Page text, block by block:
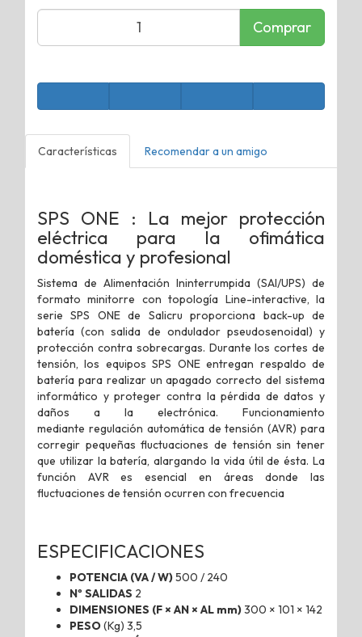
Comprar
Características Recomendar a un amigo
SPS ONE : La mejor protección
eléctrica para la ofimática
doméstica y profesional
Sistema de Alimentación Ininterrumpida (SAI/UPS) de
formato minitorre con topología Line-interactive, la
serie SPS ONE de Salicruproporciona back-up de
batería (con salida de ondulador pseudosenoidal) y
protección contra sobrecargas. Durante los cortes de
tensión, los equipos SPS ONE entregan respaldo de
batería para realizar un apagado correcto del sistema
informático y proteger contra lapérdida de datos y
daños a la electrónica. Funcionamiento
mediante regulación automática de tensión (AVR) para
corregir pequeñas fluctuaciones de tensión sin tener
que utilizar la batería, alargando la vida útil de ésta. La
función AVR es esencial en áreas donde las
fluctuaciones de tensión ocurren con frecuencia
ESPECIFICACIONES
POTENCIA (VA / W)500 / 240
Nº SALIDAS 2
DIMENSIONES (F × AN × AL mm)300 × 101 × 142
PESO(Kg) 3,5